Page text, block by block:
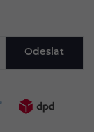
Odeslat